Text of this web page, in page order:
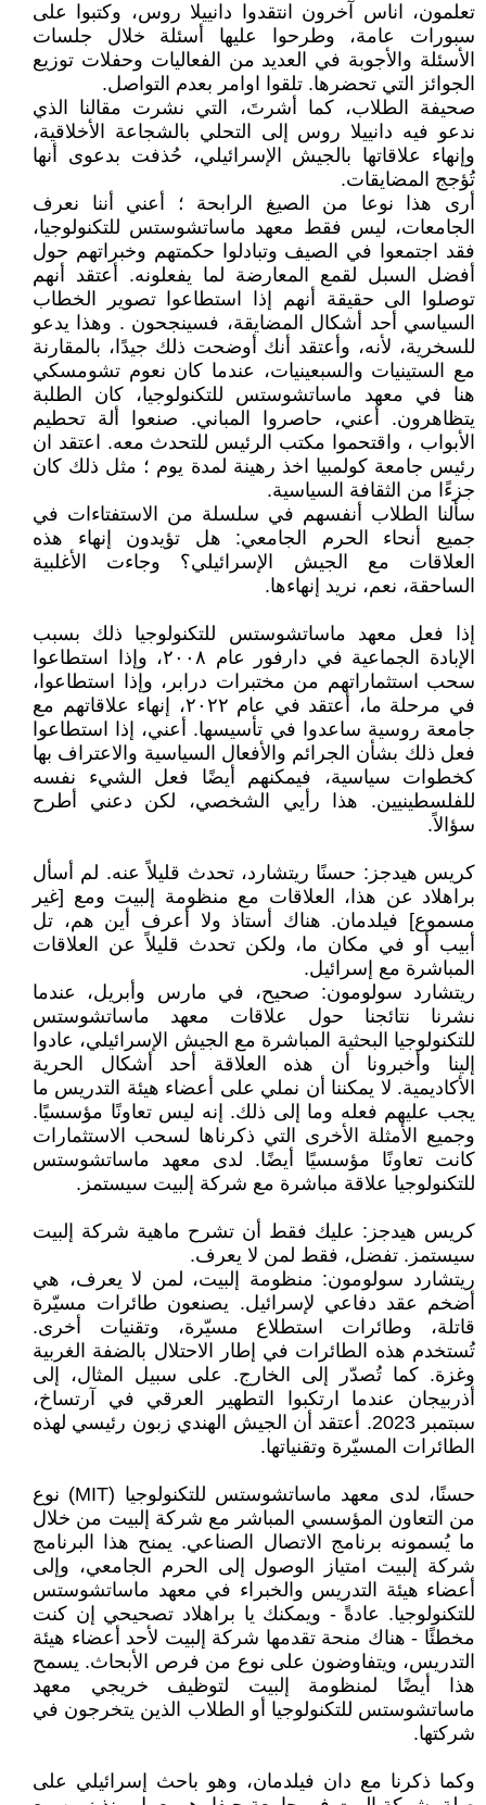
تعلمون، اناس آخرون انتقدوا دانييلا روس، وكتبوا على
سبورات عامة، وطرحوا عليها أسئلة خلال جلسات
الأسئلة والأجوبة في العديد من الفعاليات وحفلات توزيع
الجوائز التي تحضرها. تلقوا اوامر بعدم التواصل.
صحيفة الطلاب، كما أشرتَ، التي نشرت مقالنا الذي
ندعو فيه دانييلا روس إلى التحلي بالشجاعة الأخلاقية،
وإنهاء علاقاتها بالجيش الإسرائيلي، حُذفت بدعوى أنها
تُؤجج المضايقات.
أرى هذا نوعا من الصيغ الرابحة ؛ أعني أننا نعرف
الجامعات، ليس فقط معهد ماساتشوستس للتكنولوجيا،
فقد اجتمعوا في الصيف وتبادلوا حكمتهم وخبراتهم حول
أفضل السبل لقمع المعارضة لما يفعلونه. أعتقد أنهم
توصلوا الى حقيقة أنهم إذا استطاعوا تصوير الخطاب
السياسي أحد أشكال المضايقة، فسينجحون . وهذا يدعو
للسخرية، لأنه، وأعتقد أنك أوضحت ذلك جيدًا، بالمقارنة
مع الستينيات والسبعينيات، عندما كان نعوم تشومسكي
هنا في معهد ماساتشوستس للتكنولوجيا، كان الطلبة
يتظاهرون. أعني، حاصروا المباني. صنعوا ألة تحطيم
الأبواب ، واقتحموا مكتب الرئيس للتحدث معه. اعتقد ان
رئيس جامعة كولمبيا اخذ رهينة لمدة يوم ؛ مثل ذلك كان
جزءًا من الثقافة السياسية.
سألنا الطلاب أنفسهم في سلسلة من الاستفتاءات في
جميع أنحاء الحرم الجامعي: هل تؤيدون إنهاء هذه
العلاقات مع الجيش الإسرائيلي؟ وجاءت الأغلبية
الساحقة، نعم، نريد إنهاءها.
إذا فعل معهد ماساتشوستس للتكنولوجيا ذلك بسبب
الإبادة الجماعية في دارفور عام ٢٠٠٨، وإذا استطاعوا
سحب استثماراتهم من مختبرات درابر، وإذا استطاعوا،
في مرحلة ما، أعتقد في عام ٢٠٢٢، إنهاء علاقاتهم مع
جامعة روسية ساعدوا في تأسيسها. أعني، إذا استطاعوا
فعل ذلك بشأن الجرائم والأفعال السياسية والاعتراف بها
كخطوات سياسية، فيمكنهم أيضًا فعل الشيء نفسه
للفلسطينيين. هذا رأيي الشخصي، لكن دعني أطرح
سؤالاً.
كريس هيدجز: حسنًا ريتشارد، تحدث قليلاً عنه. لم أسأل
براهلاد عن هذا، العلاقات مع منظومة إلبيت ومع [غير
مسموع] فيلدمان. هناك أستاذ ولا أعرف أين هم، تل
أبيب أو في مكان ما، ولكن تحدث قليلاً عن العلاقات
المباشرة مع إسرائيل.
ريتشارد سولومون: صحيح، في مارس وأبريل، عندما
نشرنا نتائجنا حول علاقات معهد ماساتشوستس
للتكنولوجيا البحثية المباشرة مع الجيش الإسرائيلي، عادوا
إلينا وأخبرونا أن هذه العلاقة أحد أشكال الحرية
الأكاديمية. لا يمكننا أن نملي على أعضاء هيئة التدريس ما
يجب عليهم فعله وما إلى ذلك. إنه ليس تعاونًا مؤسسيًا.
وجميع الأمثلة الأخرى التي ذكرناها لسحب الاستثمارات
كانت تعاونًا مؤسسيًا أيضًا. لدى معهد ماساتشوستس
للتكنولوجيا علاقة مباشرة مع شركة إلبيت سيستمز.
كريس هيدجز: عليك فقط أن تشرح ماهية شركة إلبيت
سيستمز. تفضل، فقط لمن لا يعرف.
ريتشارد سولومون: منظومة إلبيت، لمن لا يعرف، هي
أضخم عقد دفاعي لإسرائيل. يصنعون طائرات مسيّرة
قاتلة، وطائرات استطلاع مسيّرة، وتقنيات أخرى.
تُستخدم هذه الطائرات في إطار الاحتلال بالضفة الغربية
وغزة. كما تُصدّر إلى الخارج. على سبيل المثال، إلى
أذربيجان عندما ارتكبوا التطهير العرقي في آرتساخ،
سبتمبر 2023. أعتقد أن الجيش الهندي زبون رئيسي لهذه
الطائرات المسيّرة وتقنياتها.
حسنًا، لدى معهد ماساتشوستس للتكنولوجيا (MIT) نوع
من التعاون المؤسسي المباشر مع شركة إلبيت من خلال
ما يُسمونه برنامج الاتصال الصناعي. يمنح هذا البرنامج
شركة إلبيت امتياز الوصول إلى الحرم الجامعي، وإلى
أعضاء هيئة التدريس والخبراء في معهد ماساتشوستس
للتكنولوجيا. عادةً - ويمكنك يا براهلاد تصحيحي إن كنت
مخطئًا - هناك منحة تقدمها شركة إلبيت لأحد أعضاء هيئة
التدريس، ويتفاوضون على نوع من فرص الأبحاث. يسمح
هذا أيضًا لمنظومة إلبيت لتوظيف خريجي معهد
ماساتشوستس للتكنولوجيا أو الطلاب الذين يتخرجون في
شركتها.
وكما ذكرنا مع دان فيلدمان، وهو باحث إسرائيلي على